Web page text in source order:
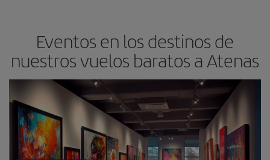
Eventos en los destinos de
nuestros vuelos baratos a Atenas